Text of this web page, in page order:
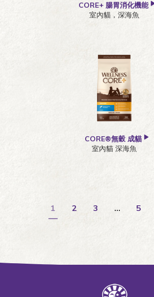
CORE+ 腸胃消化機能
室內貓，深海魚
CORE®無穀 成貓
室內貓 深海魚
1 2 3 … 5